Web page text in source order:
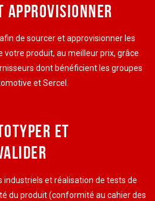
APPROVISIONNER
de sourcer et approvisionner les
produit, au meilleur prix, grâce
dont bénéficient les groupes
et Sercel.
ET
industriels et réalisation de tests de
du produit (conformité au cahier des